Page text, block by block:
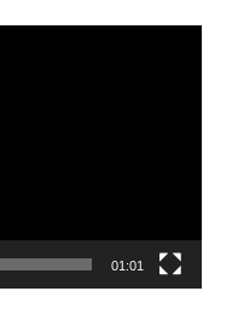
01:01